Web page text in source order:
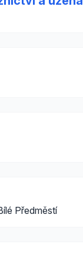
Předměstí